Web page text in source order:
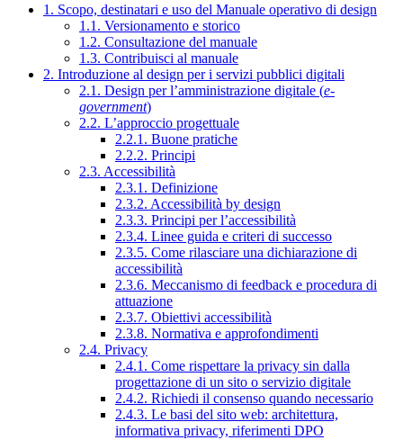
1. Scopo, destinatari e uso del Manuale operativo di design
1.1. Versionamento e storico
1.2. Consultazione del manuale
1.3. Contribuisci al manuale
2. Introduzione al design per i servizi pubblici digitali
2.1. Design per l’amministrazione digitale (e-
government)
2.2. L’approccio progettuale
2.2.1. Buone pratiche
2.2.2. Principi
2.3. Accessibilità
2.3.1. Definizione
2.3.2. Accessibilità by design
2.3.3. Principi per l’accessibilità
2.3.4. Linee guida e criteri di successo
2.3.5. Come rilasciare una dichiarazione di
accessibilità
2.3.6. Meccanismo di feedback e procedura di
attuazione
2.3.7. Obiettivi accessibilità
2.3.8. Normativa e approfondimenti
2.4. Privacy
2.4.1. Come rispettare la privacy sin dalla
progettazione di un sito o servizio digitale
2.4.2. Richiedi il consenso quando necessario
2.4.3. Le basi del sito web: architettura,
informativa privacy, riferimenti DPO